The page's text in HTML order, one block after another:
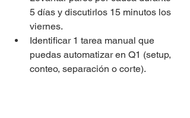
5 días y discutirlos 15 minutos los
viernes.
Identificar 1 tarea manual que
puedas automatizar en Q1 (setup,
conteo, separación o corte).